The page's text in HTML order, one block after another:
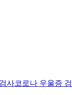
사코로나 우울증